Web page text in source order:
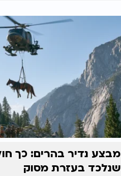
מבצע נדיר בהרים: כך
שנלכד בעזרת מסוק